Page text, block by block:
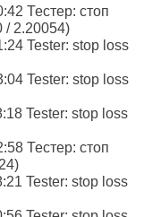
Тестер: стоп
/ 2.20054)
Tester: stop loss
Tester: stop loss
Tester: stop loss
Тестер: стоп
Tester: stop loss